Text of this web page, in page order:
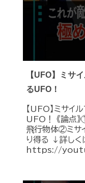
【UFO】ミサ
るUFO！
【UFO】ミサイ
UFO！ 《論点
飛行物体②ミサ
り得る ↓詳しく
https://